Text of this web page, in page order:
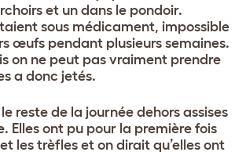
et un dans le pondoir.
sous médicament, impossible
œufs pendant plusieurs semaines.
on ne peut pas vraiment prendre
a donc jetés.
reste de la journée dehors assises
Elles ont pu pour la première fois
les trèfles et on dirait qu’elles ont